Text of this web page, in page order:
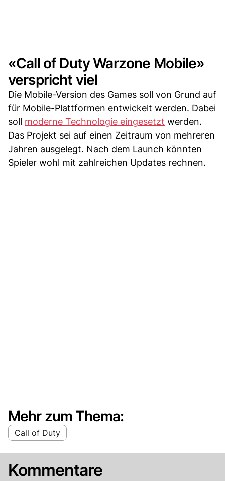
«Call of Duty Warzone Mobile»
verspricht viel
Die Mobile-Version des Games soll von Grund auf
für Mobile-Plattformen entwickelt werden. Dabei
soll moderne Technologie eingesetzt werden.
Das Projekt sei auf einen Zeitraum von mehreren
Jahren ausgelegt. Nach dem Launch könnten
Spieler wohl mit zahlreichen Updates rechnen.
Mehr zum Thema:
Call of Duty
Kommentare